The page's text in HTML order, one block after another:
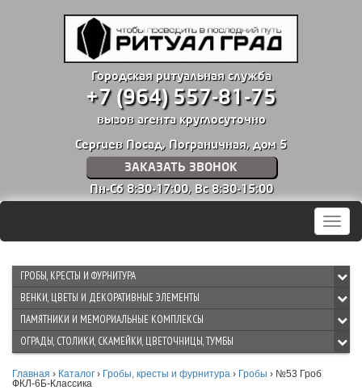
Городская ритуальная служба
+7 (964) 557-81-75
вызов агента круглосуточно
Сергиев Посад, Пограничная, дом 5
ЗАКАЗАТЬ ЗВОНОК
Пн-Сб 8:30-17:00, Вс 8:30-15:00
Меню
ГРОБЫ, КРЕСТЫ И ФУРНИТУРА
ВЕНКИ, ЦВЕТЫ И ДЕКОРАТИВНЫЕ ЭЛЕМЕНТЫ
ПАМЯТНИКИ И МЕМОРИАЛЬНЫЕ КОМПЛЕКСЫ
ОГРАДЫ, СТОЛИКИ, СКАМЕЙКИ, ЦВЕТОЧНИЦЫ, ТУМБЫ
Главная › Каталог › Гробы, кресты и фурнитура › Гробы › №53 Гроб
ФКЛ-6Б-Классика